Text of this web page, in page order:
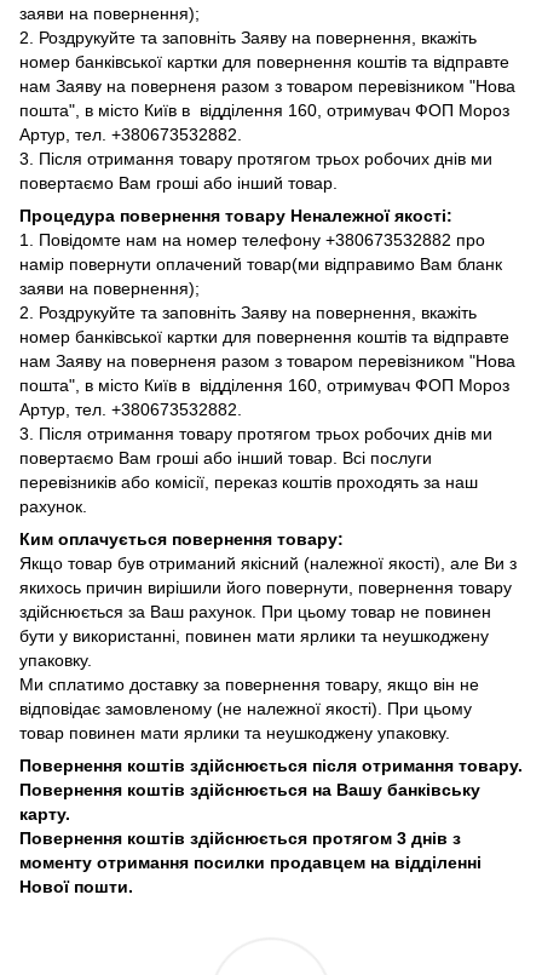
заяви на повернення);
2. Роздрукуйте та заповніть Заяву на повернення, вкажіть
номер банківської картки для повернення коштів та відправте
нам Заяву на поверненя разом з товаром перевізником "Нова
пошта", в місто Київ в відділення 160, отримувач ФОП Мороз
Артур, тел. +380673532882.
3. Після отримання товару протягом трьох робочих днів ми
повертаємо Вам гроші або інший товар.
Процедура повернення товару Неналежної якості:
1. Повідомте нам на номер телефону +380673532882 про
намір повернути оплачений товар(ми відправимо Вам бланк
заяви на повернення);
2. Роздрукуйте та заповніть Заяву на повернення, вкажіть
номер банківської картки для повернення коштів та відправте
нам Заяву на поверненя разом з товаром перевізником "Нова
пошта", в місто Київ в відділення 160, отримувач ФОП Мороз
Артур, тел. +380673532882.
3. Після отримання товару протягом трьох робочих днів ми
повертаємо Вам гроші або інший товар. Всі послуги
перевізників або комісії, переказ коштів проходять за наш
рахунок.
Ким оплачується повернення товару:
Якщо товар був отриманий якісний (належної якості), але Ви з
якихось причин вирішили його повернути, повернення товару
здійснюється за Ваш рахунок. При цьому товар не повинен
бути у використанні, повинен мати ярлики та неушкоджену
упаковку.
Ми сплатимо доставку за повернення товару, якщо він не
відповідає замовленому (не належної якості). При цьому
товар повинен мати ярлики та неушкоджену упаковку.
Повернення коштів здійснюється після отримання товару.
Повернення коштів здійснюється на Вашу банківську
карту.
Повернення коштів здійснюється протягом 3 днів з
моменту отримання посилки продавцем на відділенні
Нової пошти.